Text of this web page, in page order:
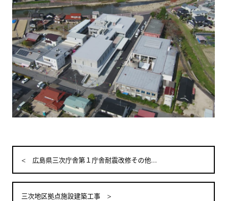
広島県三次庁舎第１庁舎耐震改修その他...
三次地区拠点施設建築工事